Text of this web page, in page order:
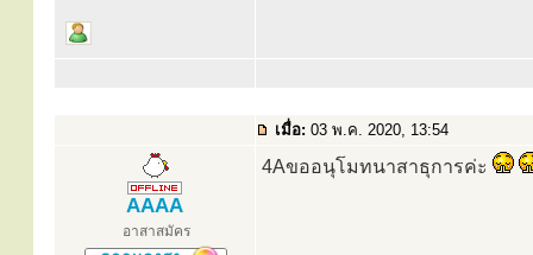
เมื่อ: 03 พ.ค. 2020, 13:54
AAAA
อาสาสมัคร
4Aขออนุโมทนาสาธุการค่ะ